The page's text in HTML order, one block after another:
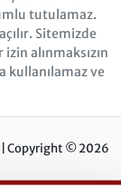
tutulamaz.
Sitemizde
alınmaksızın
kullanılamaz ve
| Copyright © 2026